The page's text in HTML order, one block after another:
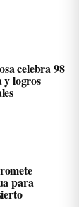
celebra 98
y logros
para